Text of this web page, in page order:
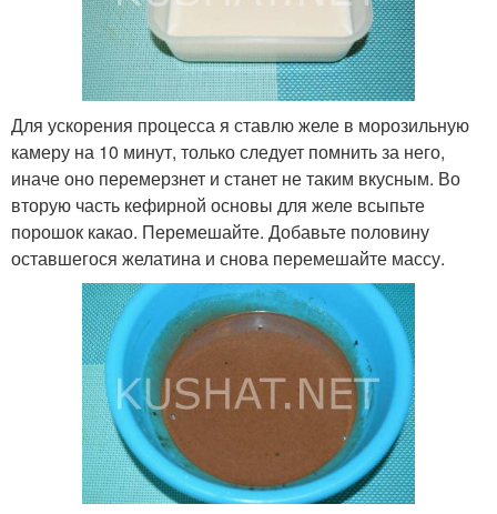
Для ускорения процесса я ставлю желе в морозильную
камеру на 10 минут, только следует помнить за него,
иначе оно перемерзнет и станет не таким вкусным. Во
вторую часть кефирной основы для желе всыпьте
порошок какао. Перемешайте. Добавьте половину
оставшегося желатина и снова перемешайте массу.